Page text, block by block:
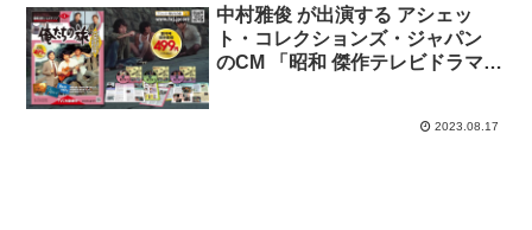
中村雅俊 が出演する アシェッ
ト・コレクションズ・ジャパン
のCM 「昭和 傑作テレビドラマ
2023.08.17